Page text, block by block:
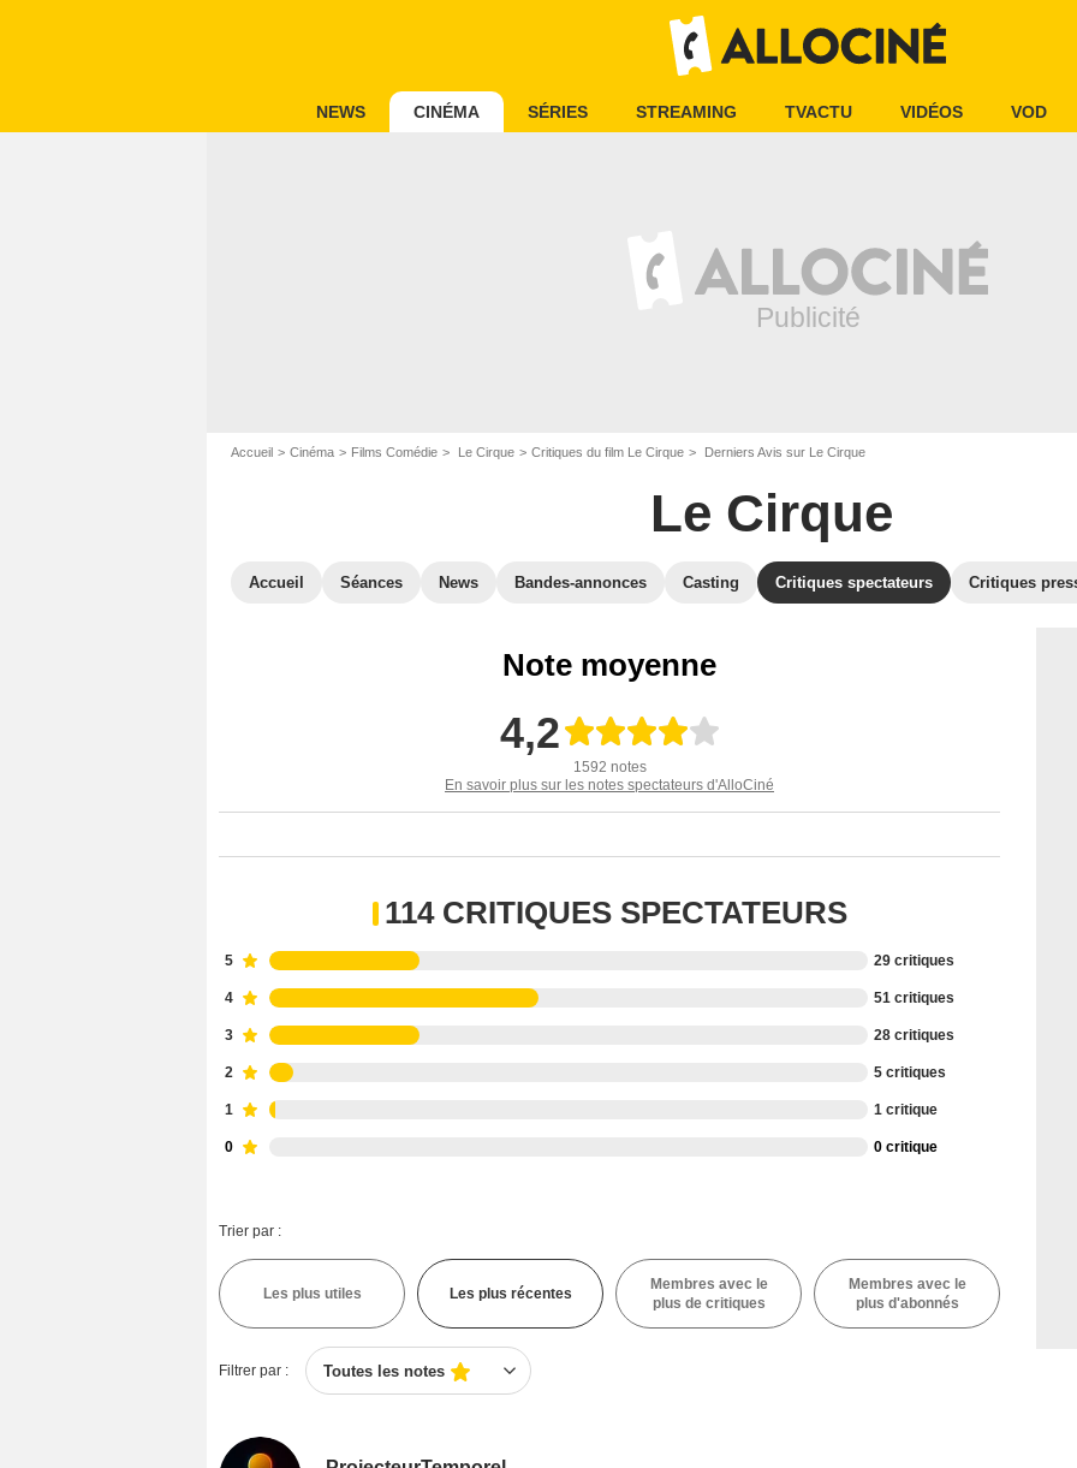
NEWS CINÉMA SÉRIES STREAMING TVACTU VIDÉOS VOD
Accueil Cinéma Films Comédie Le Cirque Critiques du film Le Cirque Derniers Avis sur Le Cirque
Le Cirque
Accueil Séances News Bandes-annonces Casting Critiques spectateurs Critiques
Note moyenne
4,2
1592 notes
En savoir plus sur les notes spectateurs d'AlloCiné
114 CRITIQUES SPECTATEURS
5 29 critiques
4 51 critiques
3 28 critiques
2 5 critiques
1 1 critique
0 0 critique
Trier par :
Les plus utiles Les plus récentes
Membres avec le
plus de critiques
Membres avec le
plus d'abonnés
Filtrer par : Toutes les notes